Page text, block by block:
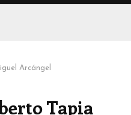
Arcángel
Tapia